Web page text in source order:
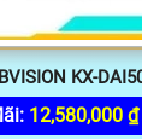
KX-
12,580,000 ₫